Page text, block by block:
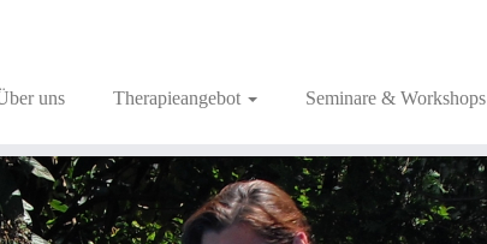
uns Therapieangebot Seminare & Workshops